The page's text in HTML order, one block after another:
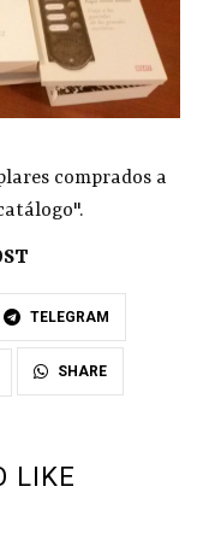
comprados a
TELEGRAM
SHARE
LIKE